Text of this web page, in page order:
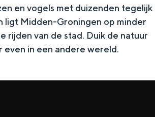
en vogels met duizenden tegelijk
ligt Midden-Groningen op minder
rijden van de stad. Duik de natuur
even in een andere wereld.